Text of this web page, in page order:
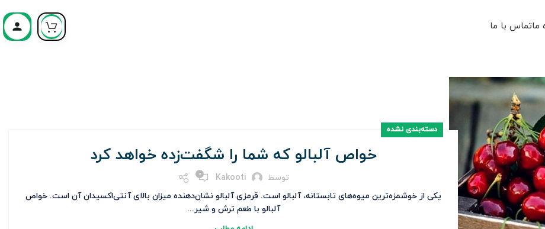
ماتماس با ما
دسته‌بندی نشده
خواص آلبالو که شما را شگفت‌زده خواهد کرد
توسط Kakooti
0
یکی از خوشمزه‌ترین میوه‌های تابستانه، آلبالو است. قرمزی آلبالو نشان‌دهنده میزان بالای آنتی‌اکسیدان آن است. خواص
آلبالو با طعم ترش و شیر...